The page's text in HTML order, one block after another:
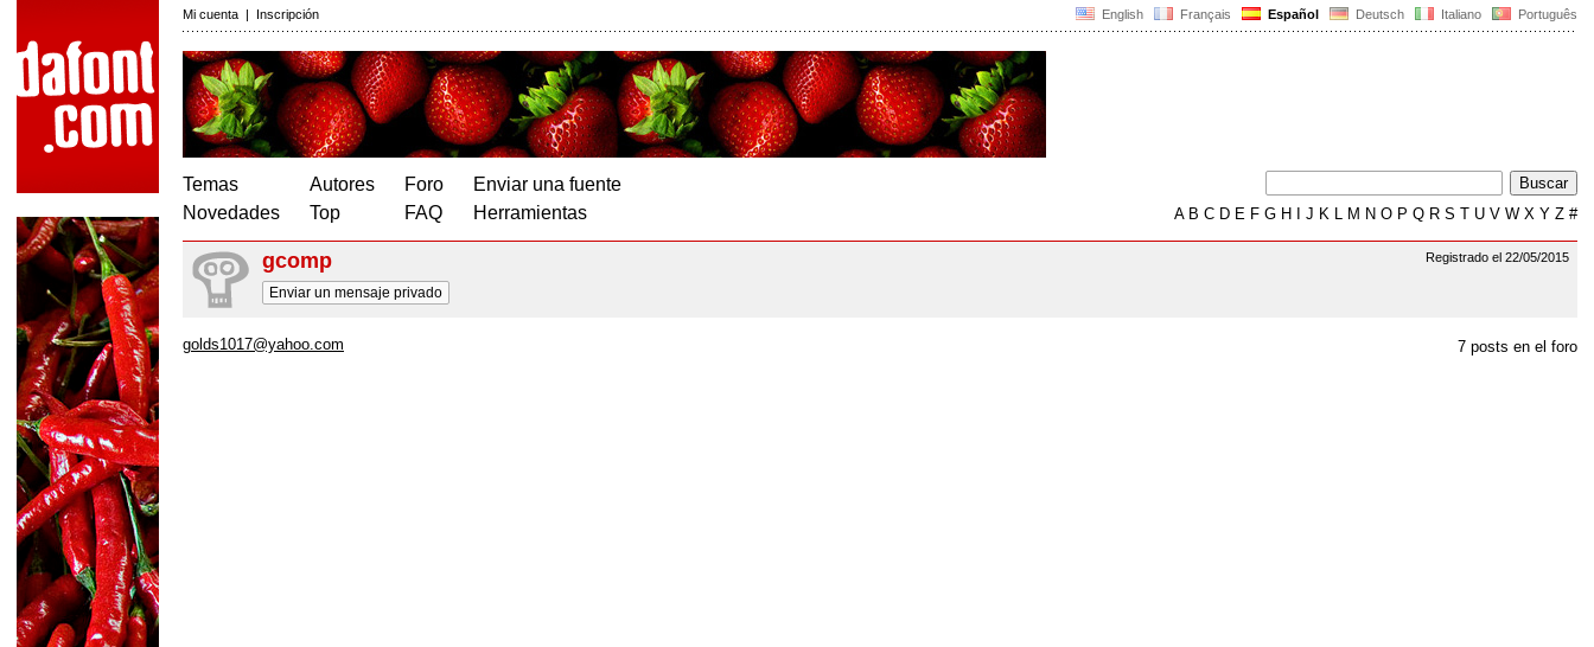
English Français Español Deutsch Italiano Português
Mi cuenta | Inscripción
Temas
Novedades
Autores
Top
Foro
FAQ
Enviar una fuente
Herramientas
AB C D E F G H J K L M N O P Q R S T U V W X Y Z #
Registrado el 22/05/2015
gcomp
Enviar un mensaje privado
7 posts en el foro
golds1017@yahoo.com